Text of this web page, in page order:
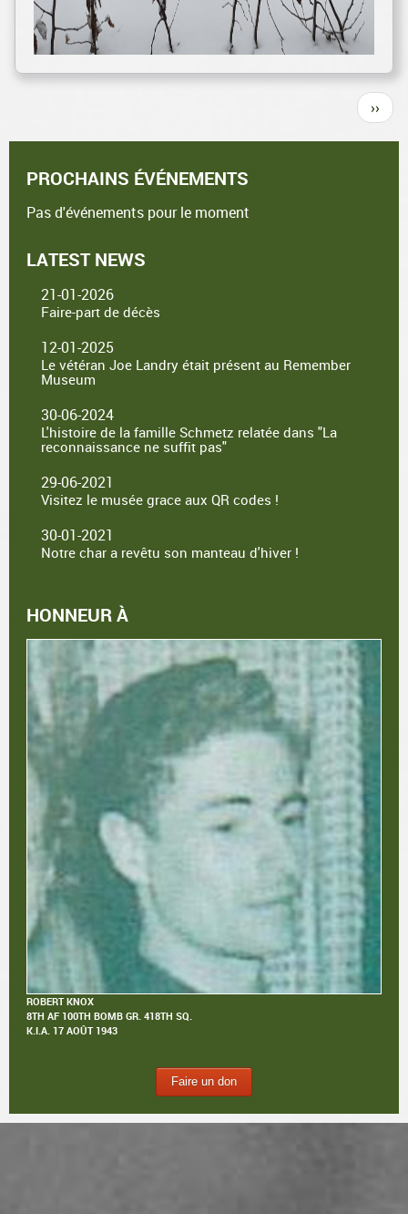
Page
››
PROCHAINS ÉVÉNEMENTS
Pas d'événements pour le moment
LATEST NEWS
21-01-2026
Faire-part de décès
12-01-2025
Le vétéran Joe Landry était présent au Remember
Museum
30-06-2024
L'histoire de la famille Schmetz relatée dans "La
reconnaissance ne suffit pas"
29-06-2021
Visitez le musée grace aux QR codes !
30-01-2021
Notre char a revêtu son manteau d'hiver !
HONNEUR À
ROBERT KNOX
8TH AF 100TH BOMB GR. 418TH SQ.
K.I.A. 17 AOÛT 1943
Faire un don